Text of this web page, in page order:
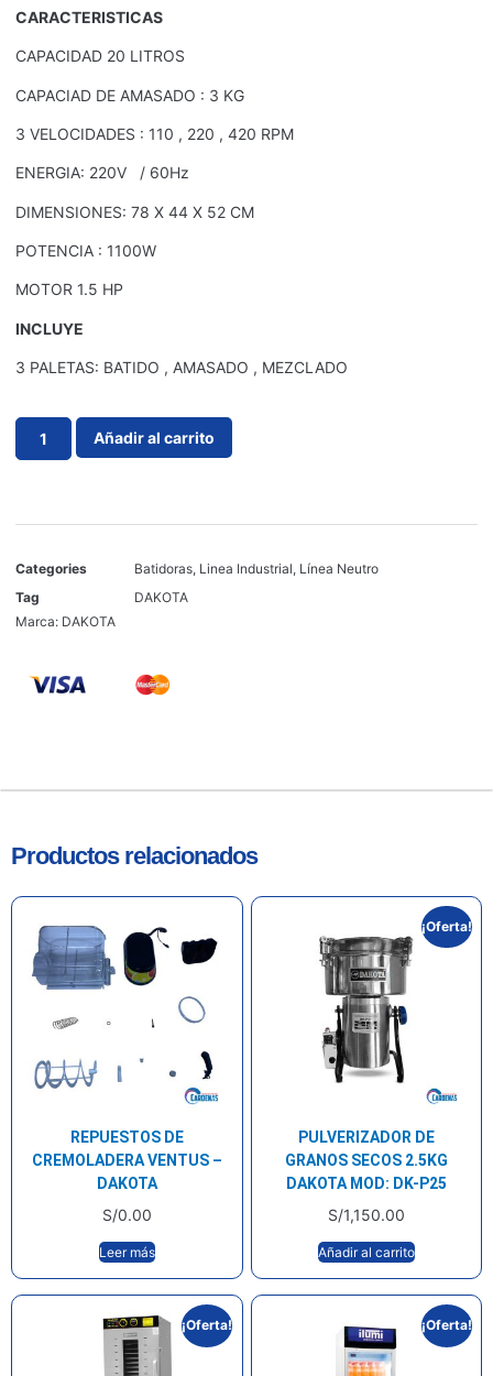
CARACTERISTICAS
CAPACIDAD 20 LITROS
CAPACIAD DE AMASADO : 3 KG
3 VELOCIDADES : 110 , 220 , 420 RPM
ENERGIA: 220V / 60Hz
DIMENSIONES: 78 X 44 X 52 CM
POTENCIA : 1100W
MOTOR 1.5 HP
INCLUYE
3 PALETAS: BATIDO , AMASADO , MEZCLADO
Añadir al carrito
Categories Batidoras, Linea Industrial, Línea Neutro
Tag
DAKOTA
Marca: DAKOTA
Productos relacionados
REPUESTOS DE
CREMOLADERA VENTUS –
DAKOTA
S/0.00
Leer más
¡Oferta!
PULVERIZADOR DE
GRANOS SECOS 2.5KG
DAKOTA MOD: DK-P25
S/1,150.00
Añadir al carrito
¡Oferta! ¡Oferta!